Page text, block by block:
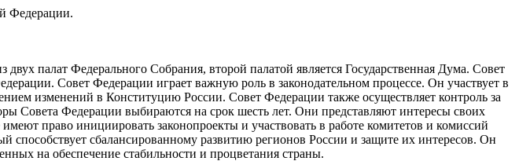
Федерации.
палат Федерального Собрания, второй палатой является Государственная Дума. Совет
Совет Федерации играет важную роль в законодательном процессе. Он участвует в
изменений в Конституцию России. Совет Федерации также осуществляет контроль за
Совета Федерации выбираются на срок шесть лет. Они представляют интересы своих
право инициировать законопроекты и участвовать в работе комитетов и комиссий
сбалансированному развитию регионов России и защите их интересов. Он
на обеспечение стабильности и процветания страны.